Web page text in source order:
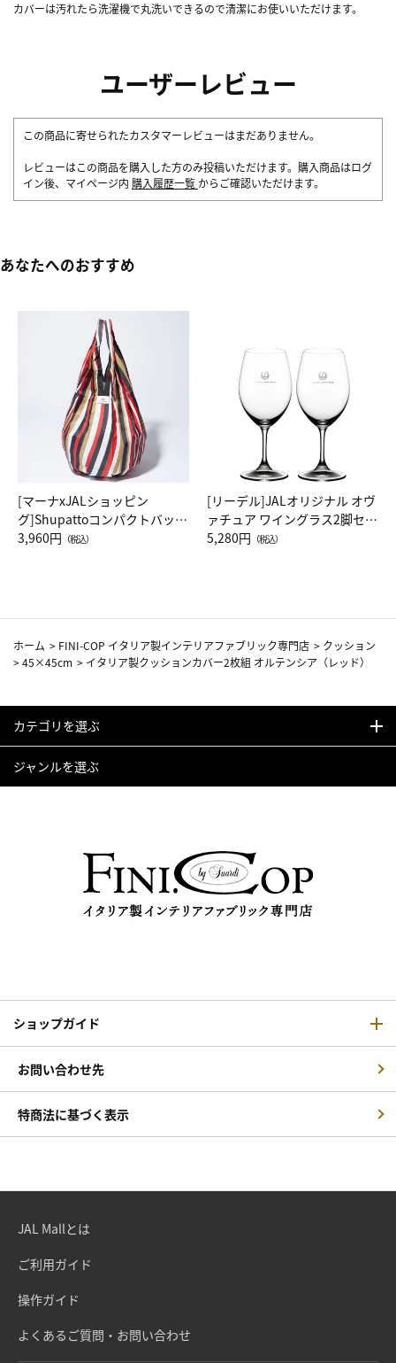
カバーは汚れたら洗濯機で丸洗いできるので清潔にお使いいただけます。
ユーザーレビュー
この商品に寄せられたカスタマーレビューはまだありません。
レビューはこの商品を購入した方のみ投稿いただけます。購入商品はログ
イン後、マイページ内 購入履歴一覧 からご確認いただけます。
あなたへのおすすめ
[マーナxJALショッピン
グ]Shupattoコンパクトバッグ
Drop JAL客室乗務員（LC）ス
3,960円 （税込）
[リーデル]JALオリジナル オヴ
ァチュア ワイングラス2脚セッ
ト（レッドワイン）
5,280円 （税込）
ホーム > FINI-COP イタリア製インテリアファブリック専門店 > クッション
>45×45cm > イタリア製クッションカバー2枚組 オルテンシア（レッド）
カテゴリを選ぶ
ジャンルを選ぶ
ショップガイド
お問い合わせ先
特商法に基づく表示
JAL Mallとは
ご利用ガイド
操作ガイド
よくあるご質問・お問い合わせ